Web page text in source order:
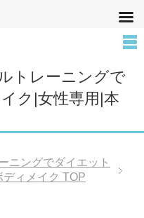
トレーニングで
ク|女性専用|本
ニングでダイエット
ィメイク TOP